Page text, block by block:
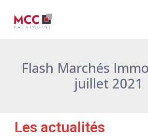
contenu
Flash Marchés
juillet 2021
Les actualités
des
articles